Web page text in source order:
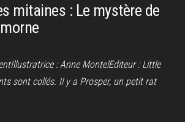
mitaines : Le mystère de
: Anne MontelEditeur : Little
sont collés. Il y a Prosper, un petit rat